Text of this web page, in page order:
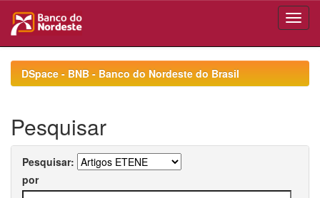
navigationDSpace - BNB - Banco do Nordeste do Brasil
Pesquisar
Pesquisar:
por